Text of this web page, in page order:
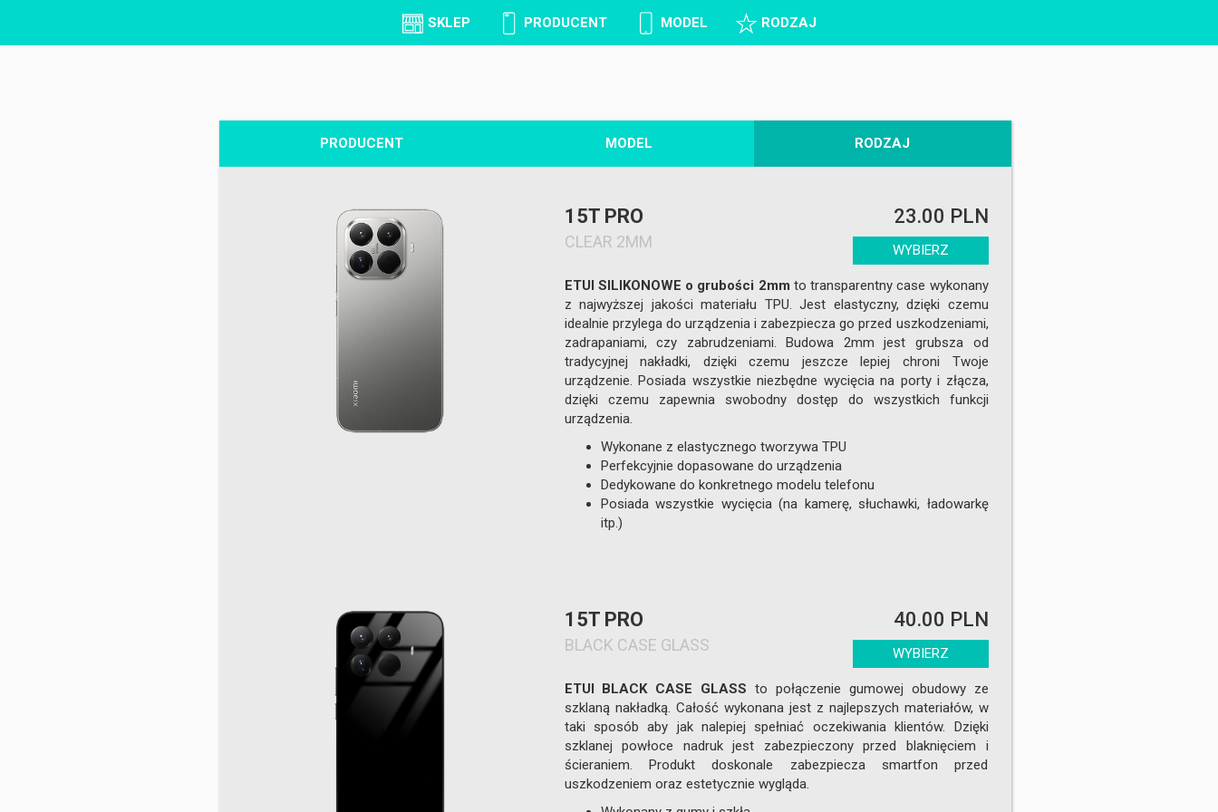
SKLEP PRODUCENT MODEL RODZAJ
PRODUCENT MODEL RODZAJ
15T PRO 23.00 PLN
CLEAR 2MM WYBIERZ
ETUI SILIKONOWE o grubości 2mm to transparentny case wykonany
z najwyższej jakości materiału TPU. Jest elastyczny, dzięki czemu
idealnie przylega do urządzenia i zabezpiecza go przed uszkodzeniami,
zadrapaniami, czy zabrudzeniami. Budowa 2mm jest grubsza od
tradycyjnej nakładki, dzięki czemu jeszcze lepiej chroni Twoje
urządzenie. Posiada wszystkie niezbędne wycięcia na porty i złącza,
dzięki czemu zapewnia swobodny dostęp do wszystkich funkcji
urządzenia.
Wykonane z elastycznego tworzywa TPU
Perfekcyjnie dopasowane do urządzenia
Dedykowane do konkretnego modelu telefonu
Posiada wszystkie wycięcia (na kamerę, słuchawki, ładowarkę
itp.)
15T PRO 40.00 PLN
BLACK CASE GLASS WYBIERZ
ETUI BLACK CASE GLASS to połączenie gumowej obudowy ze
szklaną nakładką. Całość wykonana jest z najlepszych materiałów, w
taki sposób aby jak nalepiej spełniać oczekiwania klientów. Dzięki
szklanej powłoce nadruk jest zabezpieczony przed blaknięciem i
ścieraniem. Produkt doskonale zabezpiecza smartfon przed
uszkodzeniem oraz estetycznie wygląda.